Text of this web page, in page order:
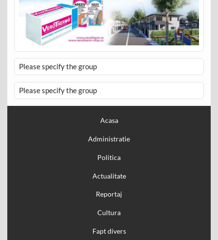
Please specify the group
Please specify the group
Acasa
Administratie
Politica
Actualitate
Reportaj
Cultura
Fapt divers